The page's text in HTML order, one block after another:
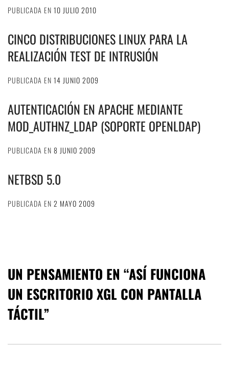
PUBLICADA EN 10 JULIO 2010
CINCO DISTRIBUCIONES LINUX PARA LA
REALIZACIÓN TEST DE INTRUSIÓN
PUBLICADA EN 14 JUNIO 2009
AUTENTICACIÓN EN APACHE MEDIANTE
MOD_AUTHNZ_LDAP (SOPORTE OPENLDAP)
PUBLICADA EN 8 JUNIO 2009
NETBSD 5.0
PUBLICADA EN 2 MAYO 2009
UN PENSAMIENTO EN “ASÍ FUNCIONA
UN ESCRITORIO XGL CON PANTALLA
TÁCTIL”